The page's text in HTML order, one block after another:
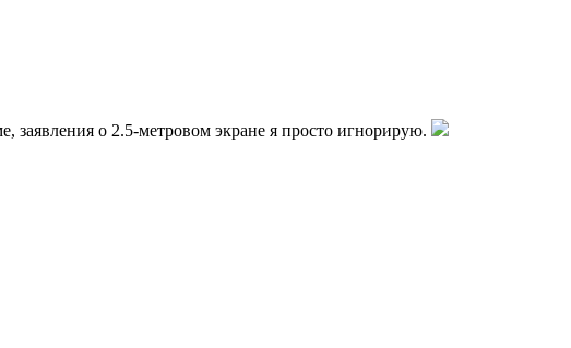
заявления о 2.5-метровом экране я просто игнорирую.